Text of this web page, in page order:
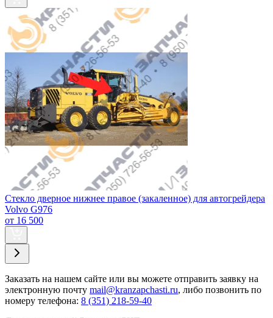
Стекло дверное нижнее правое (закаленное) для автогрейдера
Volvo G976
от 16 500
Заказать на нашем сайте или вы можете отправить заявку на
электронную почту mail@kranzapchasti.ru, либо позвонить по
номеру телефона: 8 (351) 218-59-40